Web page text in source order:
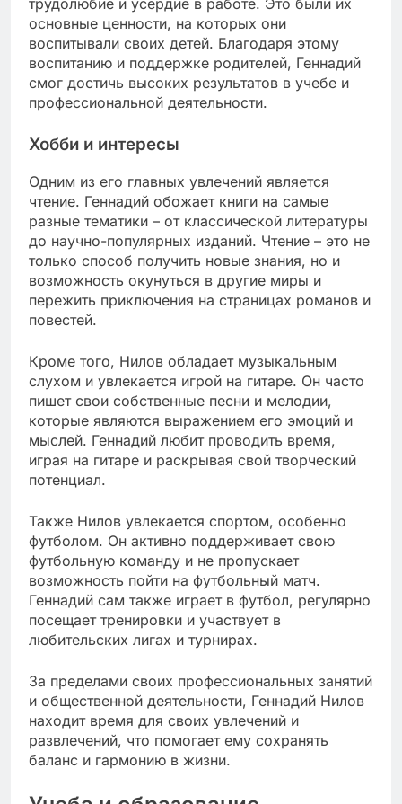
трудолюбие и усердие в работе. Это были их
основные ценности, на которых они
воспитывали своих детей. Благодаря этому
воспитанию и поддержке родителей, Геннадий
смог достичь высоких результатов в учебе и
профессиональной деятельности.
Хобби и интересы
Одним из его главных увлечений является
чтение. Геннадий обожает книги на самые
разные тематики – от классической литературы
до научно-популярных изданий. Чтение – это не
только способ получить новые знания, но и
возможность окунуться в другие миры и
пережить приключения на страницах романов и
повестей.
Кроме того, Нилов обладает музыкальным
слухом и увлекается игрой на гитаре. Он часто
пишет свои собственные песни и мелодии,
которые являются выражением его эмоций и
мыслей. Геннадий любит проводить время,
играя на гитаре и раскрывая свой творческий
потенциал.
Также Нилов увлекается спортом, особенно
футболом. Он активно поддерживает свою
футбольную команду и не пропускает
возможность пойти на футбольный матч.
Геннадий сам также играет в футбол, регулярно
посещает тренировки и участвует в
любительских лигах и турнирах.
За пределами своих профессиональных занятий
и общественной деятельности, Геннадий Нилов
находит время для своих увлечений и
развлечений, что помогает ему сохранять
баланс и гармонию в жизни.